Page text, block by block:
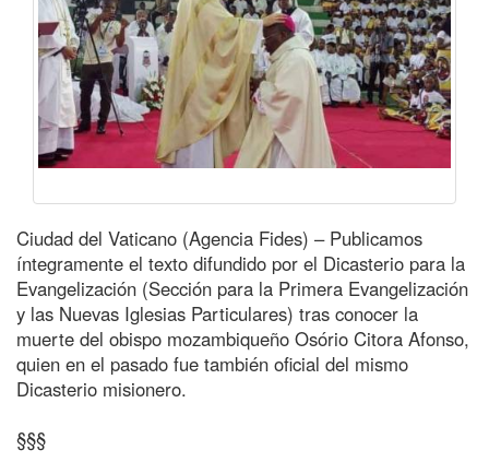
Ciudad del Vaticano (Agencia Fides) – Publicamos
íntegramente el texto difundido por el Dicasterio para la
Evangelización (Sección para la Primera Evangelización
y las Nuevas Iglesias Particulares) tras conocer la
muerte del obispo mozambiqueño Osório Citora Afonso,
quien en el pasado fue también oficial del mismo
Dicasterio misionero.
§§§